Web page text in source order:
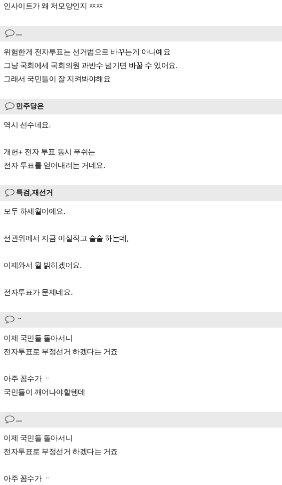
인사이트가 왜 저모양인지 ㅉㅉ
...
위험한게 전자투표는 선거법으로 바꾸는게 아니예요
그냥 국회에세 국회의원 과반수 넘기면 바꿀 수 있어요.
그래서 국민들이 잘 지켜봐야해요
민주당은
역시 선수네요.
개헌+ 전자 투표 동시 푸쉬는
전자 투표를 얻어내려는 거네요.
특검,재선거
모두 하세월이예요.
선관위에서 지금 이실직고 술술 하는데,
이제와서 뭘 밝히겠어요.
전자투표가 문제네요.
ᆢ
이제 국민들 돌아서니
전자투표로 부정선거 하겠다는 거죠
아주 꼼수가 ᆢ
국민들이 깨어나야할텐데
...
이제 국민들 돌아서니
전자투표로 부정선거 하겠다는 거죠
아주 꼼수가 ᆢ